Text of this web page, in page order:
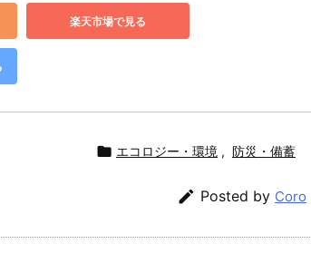
楽天市場で見る
 エコロジー・環境 , 防災・備蓄
 Posted by Coro